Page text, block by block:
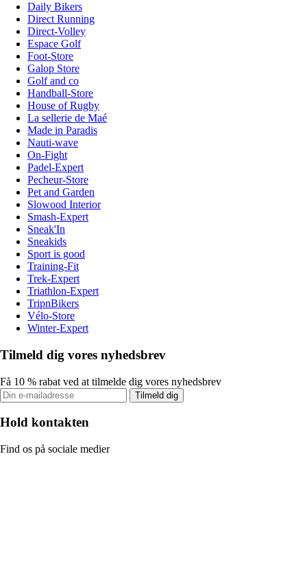
Daily Bikers
Direct Running
Direct-Volley
Espace Golf
Foot-Store
Galop Store
Golf and co
Handball-Store
House of Rugby
La sellerie de Maé
Made in Paradis
Nauti-wave
On-Fight
Padel-Expert
Pecheur-Store
Pet and Garden
Slowood Interior
Smash-Expert
Sneak'In
Sneakids
Sport is good
Training-Fit
Trek-Expert
Triathlon-Expert
TripnBikers
Vélo-Store
Winter-Expert
Tilmeld dig vores nyhedsbrev
Få 10 % rabat ved at tilmelde dig vores nyhedsbrev
Tilmeld dig
Hold kontakten
Find os på sociale medier